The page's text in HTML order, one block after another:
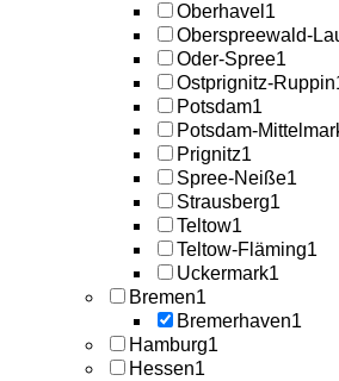
Oberhavel 1
Oberspreewald-
Oder-Spree1
Ostprignitz-Ruppin
Potsdam1
Potsdam-
Prignitz1
Spree-Neiße1
Strausberg1
Teltow1
Teltow-Fläming1
Uckermark1
Bremen1
Bremerhaven1
Hamburg1
Hessen1